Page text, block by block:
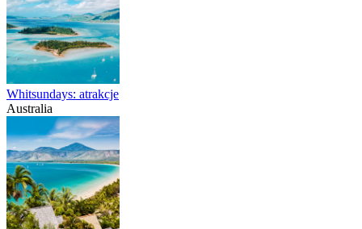
Whitsundays: atrakcje
Australia